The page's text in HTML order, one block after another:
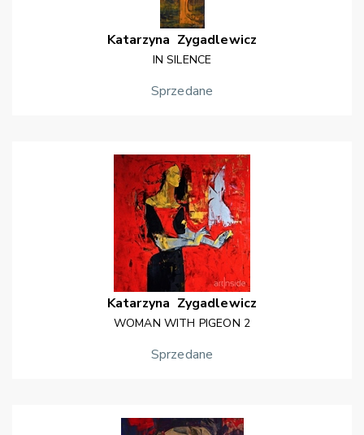
Katarzyna Zygadlewicz
IN SILENCE
Sprzedane
Katarzyna Zygadlewicz
WOMAN WITH PIGEON 2
Sprzedane